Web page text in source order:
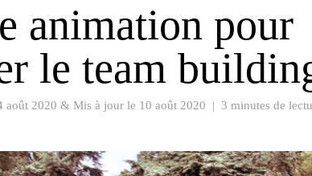
animation pour
le team
août 2020 & Mis à jour le 10 août 2020 | 3 minutes de